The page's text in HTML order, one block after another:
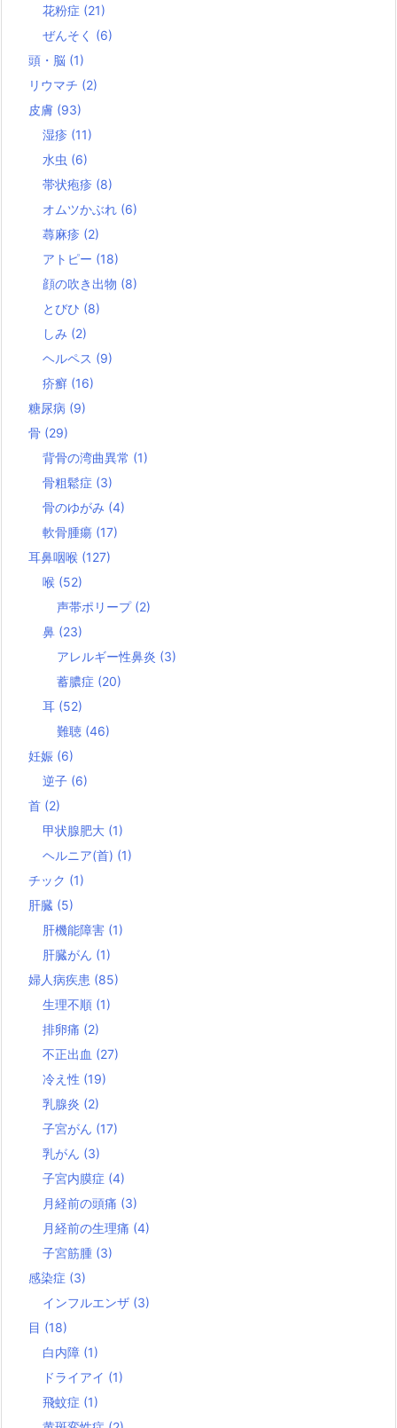
花粉症 (21)
ぜんそく (6)
頭・脳 (1)
リウマチ (2)
皮膚 (93)
湿疹 (11)
水虫 (6)
帯状疱疹 (8)
オムツかぶれ (6)
蕁麻疹 (2)
アトピー (18)
顔の吹き出物 (8)
とびひ (8)
しみ (2)
ヘルペス (9)
疥癬 (16)
糖尿病 (9)
骨 (29)
背骨の湾曲異常 (1)
骨粗鬆症 (3)
骨のゆがみ (4)
軟骨腫瘍 (17)
耳鼻咽喉 (127)
喉 (52)
声帯ポリープ (2)
鼻 (23)
アレルギー性鼻炎 (3)
蓄膿症 (20)
耳 (52)
難聴 (46)
妊娠 (6)
逆子 (6)
首 (2)
甲状腺肥大 (1)
ヘルニア(首) (1)
チック (1)
肝臓 (5)
肝機能障害 (1)
肝臓がん (1)
婦人病疾患 (85)
生理不順 (1)
排卵痛 (2)
不正出血 (27)
冷え性 (19)
乳腺炎 (2)
子宮がん (17)
乳がん (3)
子宮内膜症 (4)
月経前の頭痛 (3)
月経前の生理痛 (4)
子宮筋腫 (3)
感染症 (3)
インフルエンザ (3)
目 (18)
白内障 (1)
ドライアイ (1)
飛蚊症 (1)